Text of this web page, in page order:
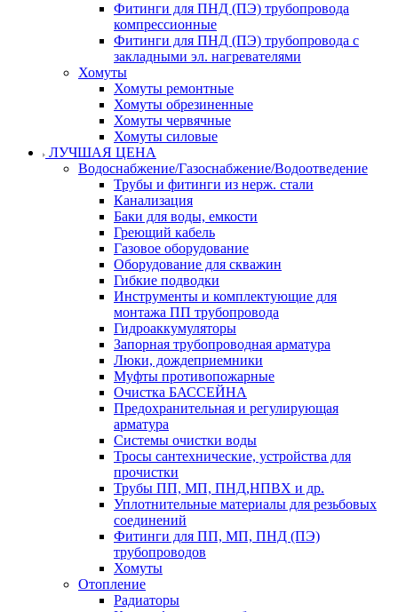
Фитинги для ПНД (ПЭ) трубопровода
компрессионные
Фитинги для ПНД (ПЭ) трубопровода с
закладными эл. нагревателями
Хомуты
Хомуты ремонтные
Хомуты обрезиненные
Хомуты червячные
Хомуты силовые
ЛУЧШАЯ ЦЕНА
Водоснабжение/Газоснабжение/Водоотведение
Трубы и фитинги из нерж. стали
Канализация
Баки для воды, емкости
Греющий кабель
Газовое оборудование
Оборудование для скважин
Гибкие подводки
Инструменты и комплектующие для
монтажа ПП трубопровода
Гидроаккумуляторы
Запорная трубопроводная арматура
Люки, дождеприемники
Муфты противопожарные
Очистка БАССЕЙНА
Предохранительная и регулирующая
арматура
Системы очистки воды
Тросы сантехнические, устройства для
прочистки
Трубы ПП, МП, ПНД,НПВХ и др.
Уплотнительные материалы для резьбовых
соединений
Фитинги для ПП, МП, ПНД (ПЭ)
трубопроводов
Хомуты
Отопление
Радиаторы